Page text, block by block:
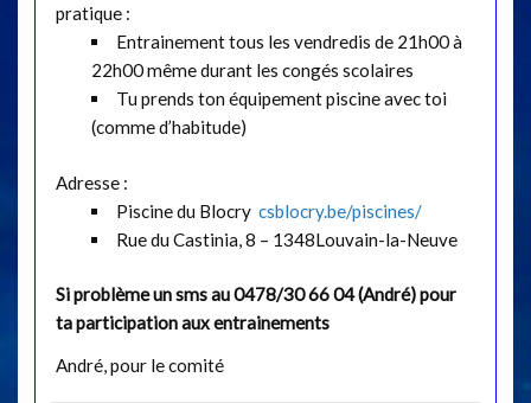
pratique :
Entrainement tous les vendredis de 21h00 à
22h00 même durant les congés scolaires
Tu prends ton équipement piscine avec toi
(comme d’habitude)
Adresse :
Piscine du Blocrycsblocry.be/piscines/
Rue du Castinia, 8 – 1348Louvain-la-Neuve
Si problème un sms au 0478/30 66 04 (André) pour
ta participation aux entrainements
André, pour le comité